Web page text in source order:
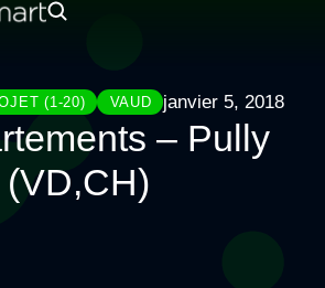
(1-20) VAUD janvier 5, 2018
– Pully
(VD,CH)